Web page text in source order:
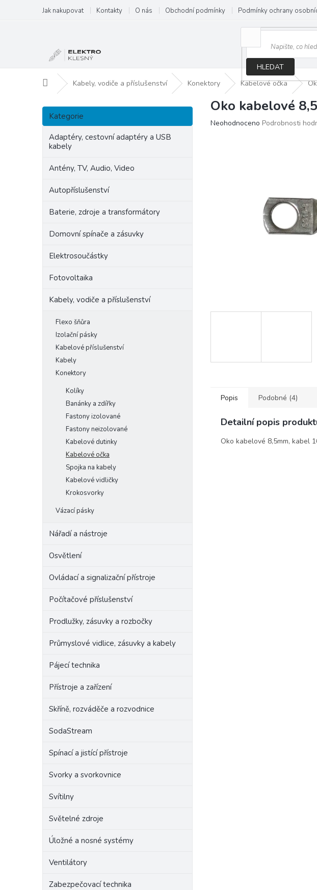
obsah
Jak nakupovat Kontakty O nás Obchodní podmínky Podmínky ochrany
HLEDAT
Domů Kabely, vodiče a příslušenství Konektory Kabelové očka
P
s
Přeskočit
kategorie
Kategorie
Adaptéry, cestovní adaptéry a USB
kabely
Antény, TV, Audio, Video
Autopříslušenství
Baterie, zdroje a transformátory
Domovní spínače a zásuvky
Elektrosoučástky
Fotovoltaika
Kabely, vodiče a příslušenství
Flexo šňůra
Izolační pásky
Kabelové příslušenství
Kabely
Konektory
Kolíky
Banánky a zdířky
Fastony izolované
Fastony neizolované
Kabelové dutinky
Kabelové očka
Spojka na kabely
Kabelové vidličky
Krokosvorky
Vázací pásky
Nářadí a nástroje
Osvětlení
Ovládací a signalizační přístroje
Počítačové příslušenství
Prodlužky, zásuvky a rozbočky
Průmyslové vidlice, zásuvky a kabely
Pájecí technika
Přístroje a zařízení
Skříně, rozváděče a rozvodnice
SodaStream
Spínací a jistící přístroje
Svorky a svorkovnice
Svítilny
Světelné zdroje
Úložné a nosné systémy
Ventilátory
Zabezpečovací technika
Oko kabelové
Průměrné
Neohodnoceno Podrobnosti
Popis Podobné (4)
Detailní popis
Oko kabelové 8,5mm, kabel